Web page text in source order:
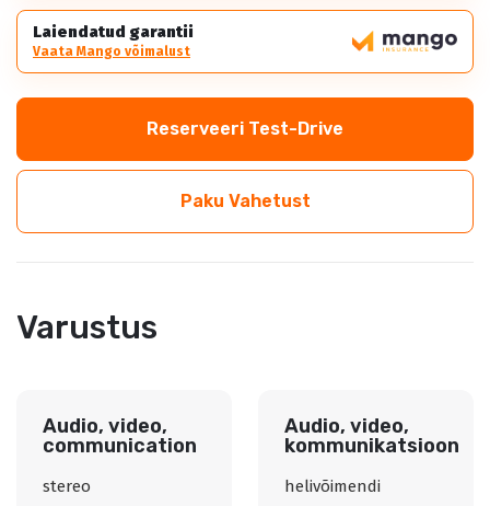
Laiendatud garantii
Vaata Mango võimalust
Reserveeri Test-Drive
Paku Vahetust
Varustus
Audio, video,
communication
stereo
Audio, video,
kommunikatsioon
helivõimendi